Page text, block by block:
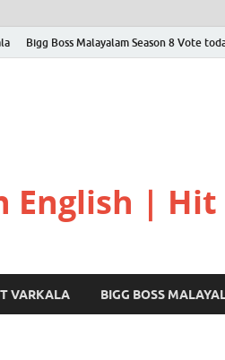
Bigg Boss Malayalam Season 8 Vote
English |
VARKALA BIGG BOSS